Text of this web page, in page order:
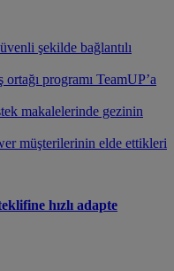
şekilde bağlantılı
programı TeamUP’a
makalelerinde gezinin
müşterilerinin elde ettikleri
hızlı adapte